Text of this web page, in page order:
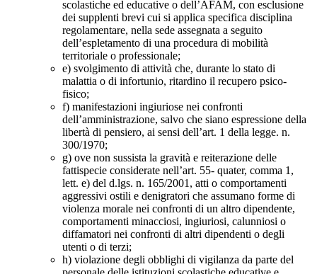
scolastiche ed educative o dell’AFAM, con esclusione
dei supplenti brevi cui si applica specifica disciplina
regolamentare, nella sede assegnata a seguito
dell’espletamento di una procedura di mobilità
territoriale o professionale;
e) svolgimento di attività che, durante lo stato di
malattia o di infortunio, ritardino il recupero psico-
fisico;
f) manifestazioni ingiuriose nei confronti
dell’amministrazione, salvo che siano espressione della
libertà di pensiero, ai sensi dell’art. 1 della legge. n.
300/1970;
g) ove non sussista la gravità e reiterazione delle
fattispecie considerate nell’art. 55- quater, comma 1,
lett. e) del d.lgs. n. 165/2001, atti o comportamenti
aggressivi ostili e denigratori che assumano forme di
violenza morale nei confronti di un altro dipendente,
comportamenti minacciosi, ingiuriosi, calunniosi o
diffamatori nei confronti di altri dipendenti o degli
utenti o di terzi;
h) violazione degli obblighi di vigilanza da parte del